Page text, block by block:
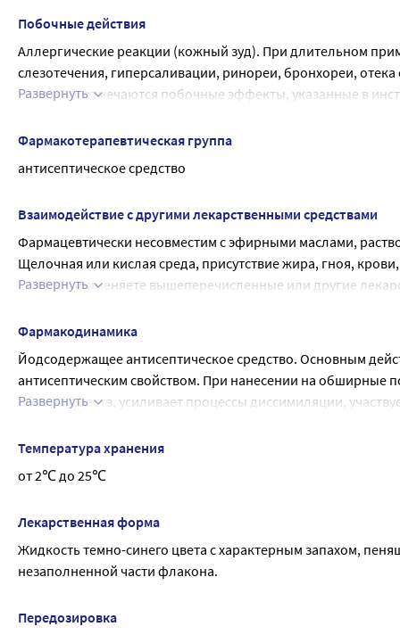
Побочные действия
Аллергические реакции (кожный зуд). При длительном
слезотечения, гиперсаливации, ринореи, бронхореи,
Если у Вас отмечаются побочные эффекты, указанные в
Развернуть
Фармакотерапевтическая группа
антисептическое средство
Взаимодействие с другими лекарственными средствами
Фармацевтически несовместим с эфирными маслами,
Щелочная или кислая среда, присутствие жира, гноя,
Если Вы применяете вышеперечисленные или другие
Развернуть
Фармакодинамика
Йодсодержащее антисептическое средство. Основным
антисептическим свойством. При нанесении на обширные
обмен веществ, усиливает процессы диссимиляции,
взаимодействие с тканями организма; уменьшает также
действие как на грамположительную, так и на
палочку), а также на патогенные грибы и дрожжи. Более
малотоксичен.
Развернуть
Температура хранения
от 2℃ до 25℃
Лекарственная форма
Жидкость темно-синего цвета с характерным запахом,
незаполненной части флакона.
Передозировка